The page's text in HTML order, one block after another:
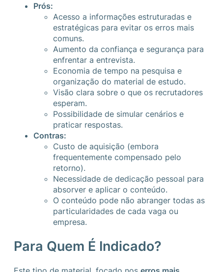
Prós:
Acesso a informações estruturadas e
estratégicas para evitar os erros mais
comuns.
Aumento da confiança e segurança para
enfrentar a entrevista.
Economia de tempo na pesquisa e
organização do material de estudo.
Visão clara sobre o que os recrutadores
esperam.
Possibilidade de simular cenários e
praticar respostas.
Contras:
Custo de aquisição (embora
frequentemente compensado pelo
retorno).
Necessidade de dedicação pessoal para
absorver e aplicar o conteúdo.
O conteúdo pode não abranger todas as
particularidades de cada vaga ou
empresa.
Para Quem É Indicado?